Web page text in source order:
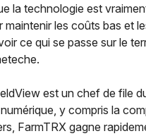
la technologie est
maintenir les coûts bas et
ce qui se passe sur le
est un chef de file
y compris la
FarmTRX gagne